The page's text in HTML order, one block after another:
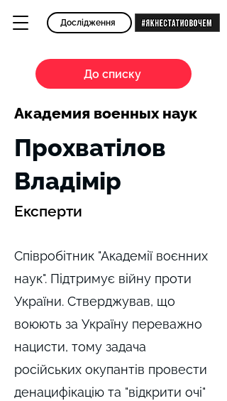
Дослідження
До списку
Академия военных наук
Експерти
Прохватілов
Владімір
Співробітник "Академії воєнних
наук". Підтримує війну проти
України. Стверджував, що
воюють за Україну переважно
нацисти, тому задача
російських окупантів провести
денацифікацію та "відкрити очі"